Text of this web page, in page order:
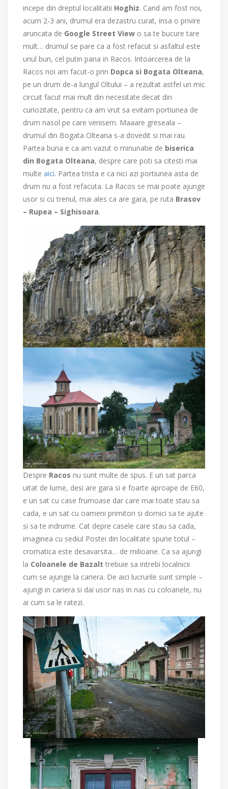
incepe din dreptul localitatii Hoghiz. Cand am fost noi,
acum 2-3 ani, drumul era dezastru curat, insa o privire
aruncata de Google Street View o sa te bucure tare
mult… drumul se pare ca a fost refacut si asfaltul este
unul bun, cel putin pana in Racos. Intoarcerea de la
Racos noi am facut-o prin Dopca si Bogata Olteana,
pe un drum de-a lungul Oltului – a rezultat astfel un mic
circuit facut mai mult din necesitate decat din
curiozitate, pentru ca am vrut sa evitam portiunea de
drum nasol pe care venisem. Maaare greseala –
drumul din Bogata Olteana s-a dovedit si mai rau.
Partea buna e ca am vazut o minunatie de biserica
din Bogata Olteana, despre care poti sa citesti mai
multe aici. Partea trista e ca nici azi portiunea asta de
drum nu a fost refacuta. La Racos se mai poate ajunge
usor si cu trenul, mai ales ca are gara, pe ruta Brasov
– Rupea – Sighisoara.
Despre Racos nu sunt multe de spus. E un sat parca
uitat de lume, desi are gara si e foarte aproape de E60,
e un sat cu case frumoase dar care mai toate stau sa
cada, e un sat cu oameni primitori si dornici sa te ajute
si sa te indrume. Cat depre casele care stau sa cada,
imaginea cu sediul Postei din localitate spune totul –
cromatica este desavarsita… de milioane. Ca sa ajungi
la Coloanele de Bazalt trebuie sa intrebi localnicii
cum se ajunge la cariera. De aici lucrurile sunt simple –
ajungi in cariera si dai usor nas in nas cu coloanele, nu
ai cum sa le ratezi.